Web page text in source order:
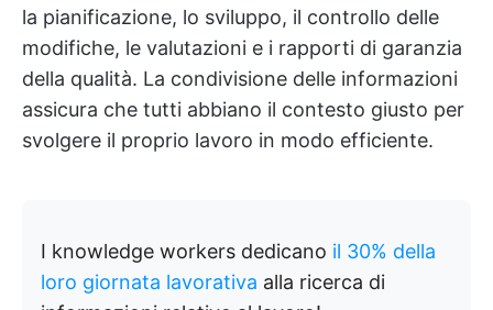
la pianificazione, lo sviluppo, il controllo delle
modifiche, le valutazioni e i rapporti di garanzia
della qualità. La condivisione delle informazioni
assicura che tutti abbiano il contesto giusto per
svolgere il proprio lavoro in modo efficiente.
I knowledge workers dedicano il 30% della
loro giornata lavorativa alla ricerca di